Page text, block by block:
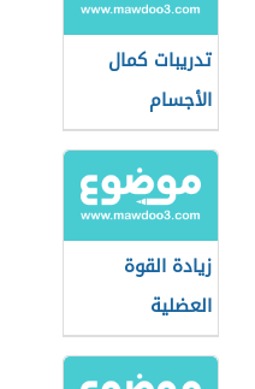
تدريبات كمال
الأجسام
زيادة القوة
العضلية